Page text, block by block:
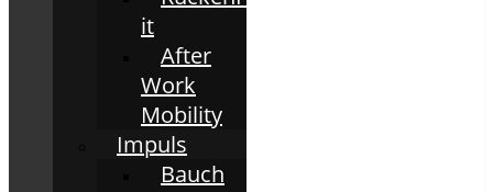
it
After
Work
Mobility
Impuls
Bauch